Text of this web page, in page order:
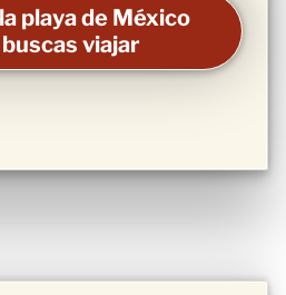
playa de México
viajar